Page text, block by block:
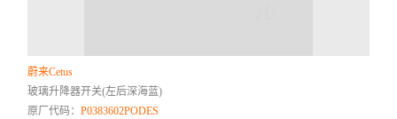
蔚来Cetus
玻璃升降器开关(左后深海蓝)
原厂代码：P0383602PODES